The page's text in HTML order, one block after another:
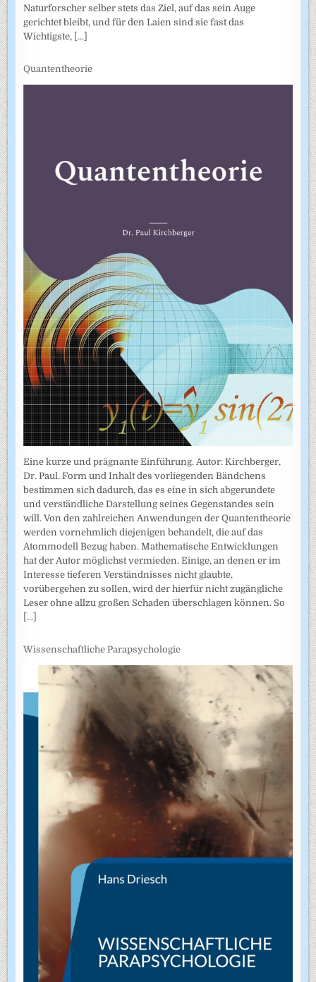
Naturforscher selber stets das Ziel, auf das sein Auge
gerichtet bleibt, und für den Laien sind sie fast das
Wichtigste, [...]
Quantentheorie
Eine kurze und prägnante Einführung. Autor: Kirchberger,
Dr. Paul. Form und Inhalt des vorliegenden Bändchens
bestimmen sich dadurch, das es eine in sich abgerundete
und verständliche Darstellung seines Gegenstandes sein
will. Von den zahlreichen Anwendungen der Quantentheorie
werden vornehmlich diejenigen behandelt, die auf das
Atommodell Bezug haben. Mathematische Entwicklungen
hat der Autor möglichst vermieden. Einige, an denen er im
Interesse tieferen Verständnisses nicht glaubte,
vorübergehen zu sollen, wird der hierfür nicht zugängliche
Leser ohne allzu großen Schaden überschlagen können. So
[...]
Wissenschaftliche Parapsychologie